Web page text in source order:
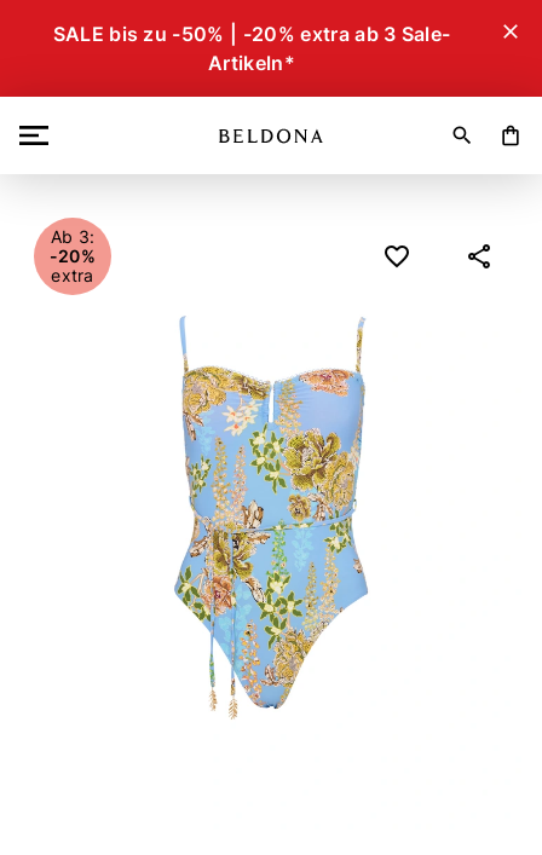
SALE bis zu -50% | -20% extra ab 3 Sale-
Artikeln*
close
search shopping_bag
Ab 3:
-20%
extra